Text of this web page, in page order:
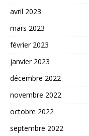
avril 2023
mars 2023
février 2023
janvier 2023
décembre 2022
novembre 2022
octobre 2022
septembre 2022